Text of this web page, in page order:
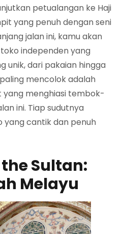
petualangan ke Haji
yang penuh dengan seni
jalan ini, kamu akan
independen yang
unik, dari pakaian hingga
mencolok adalah
menghiasi tembok-
ini. Tiap sudutnya
cantik dan penuh
Sultan:
Melayu